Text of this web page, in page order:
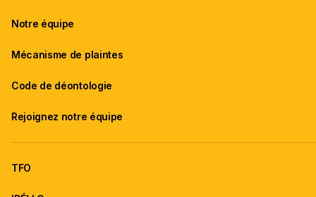
Notre équipe
Mécanisme de plaintes
Code de déontologie
Rejoignez notre équipe
TFO